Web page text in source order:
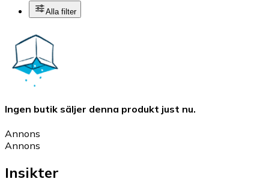
Alla filter
Ingen butik säljer denna produkt just nu.
Annons
Annons
Insikter